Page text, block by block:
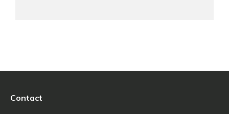
Contact